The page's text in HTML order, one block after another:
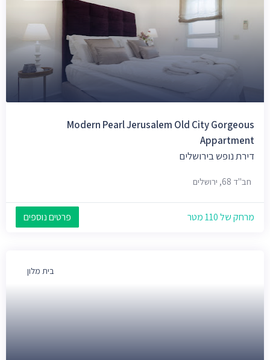
Modern Pearl Jerusalem Old City Gorgeous
Appartment
דירת נופש בירושלים
חב"ד 68, ירושלים
מרחק של 110 מטר פרטים נוספים
בית מלון